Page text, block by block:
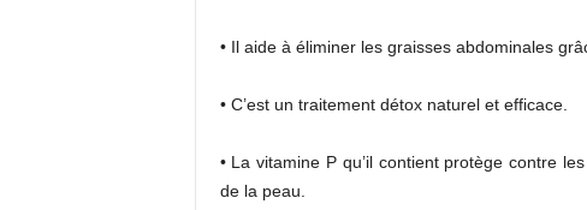
• Il aide à éliminer les graisses abdominales
• C’est un traitement détox naturel et efficace.
• La vitamine P qu’il contient protège contre
de la peau.